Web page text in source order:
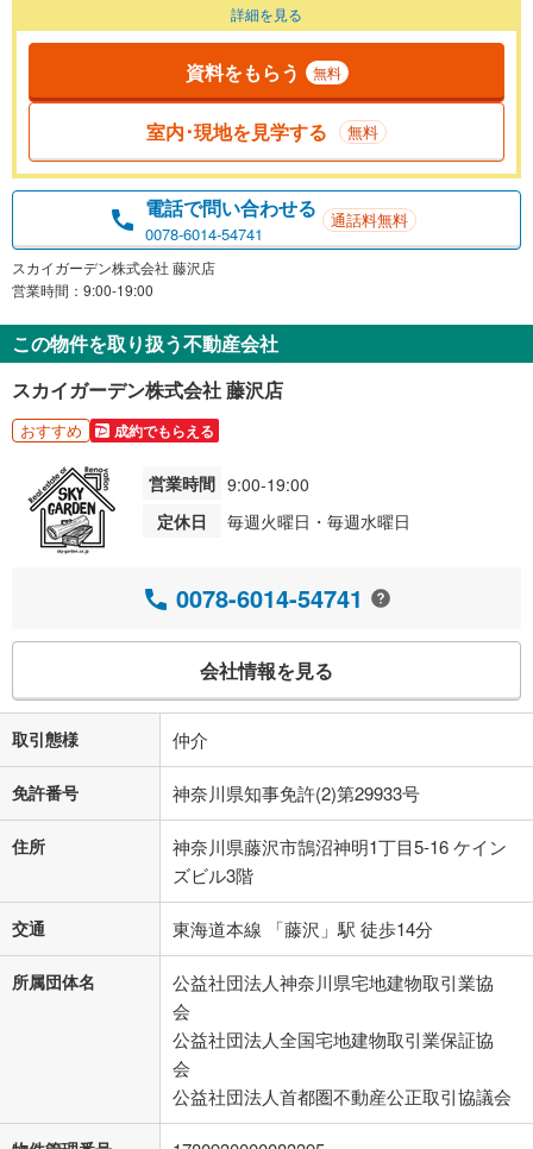
詳細を見る
資料をもらう 無料
室内･現地を見学する 無料
電話で問い合わせる
0078-6014-54741
通話料無料
スカイガーデン株式会社 藤沢店
営業時間：9:00-19:00
この物件を取り扱う不動産会社
スカイガーデン株式会社 藤沢店
おすすめ 成約でもらえる
営業時間 9:00-19:00
定休日
毎週火曜日・毎週水曜日
0078-6014-54741
会社情報を見る
取引態様 仲介
免許番号 神奈川県知事免許(2)第29933号
住所
神奈川県藤沢市鵠沼神明1丁目5-16 ケイン
ズビル3階
交通 東海道本線 「藤沢」駅 徒歩14分
所属団体名
公益社団法人神奈川県宅地建物取引業協
会
公益社団法人全国宅地建物取引業保証協
会
公益社団法人首都圏不動産公正取引協議会